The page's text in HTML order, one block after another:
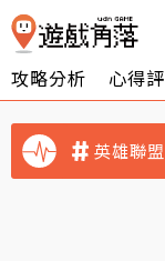
攻略分析 心得
英雄聯盟